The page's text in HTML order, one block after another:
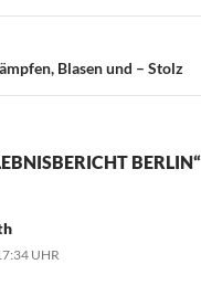
Blasen und – Stolz
BERLIN“
UHR